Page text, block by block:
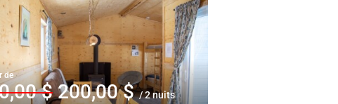
de
$ 200,00 $ / 2 nuits